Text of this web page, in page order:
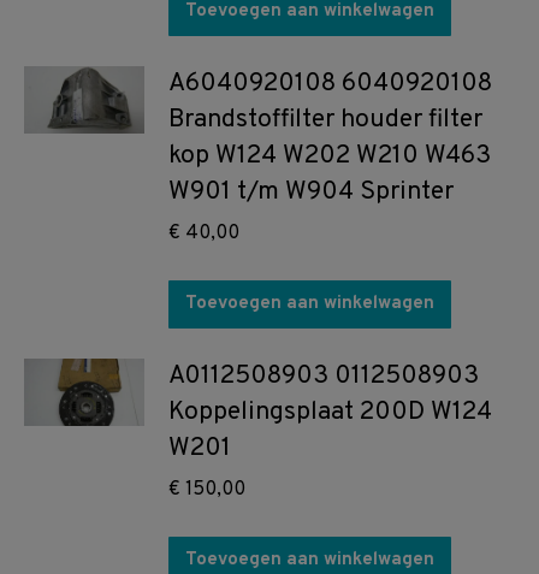
Toevoegen aan winkelwagen
A6040920108 6040920108
Brandstoffilter houder filter
kop W124 W202 W210 W463
W901 t/m W904 Sprinter
€ 40,00
Toevoegen aan winkelwagen
A0112508903 0112508903
Koppelingsplaat 200D W124
W201
€ 150,00
Toevoegen aan winkelwagen